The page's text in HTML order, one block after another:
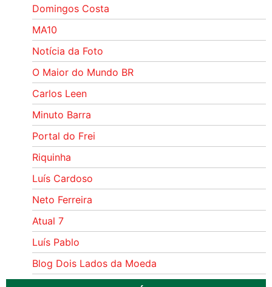
Domingos Costa
MA10
Notícia da Foto
O Maior do Mundo BR
Carlos Leen
Minuto Barra
Portal do Frei
Riquinha
Luís Cardoso
Neto Ferreira
Atual 7
Luís Pablo
Blog Dois Lados da Moeda